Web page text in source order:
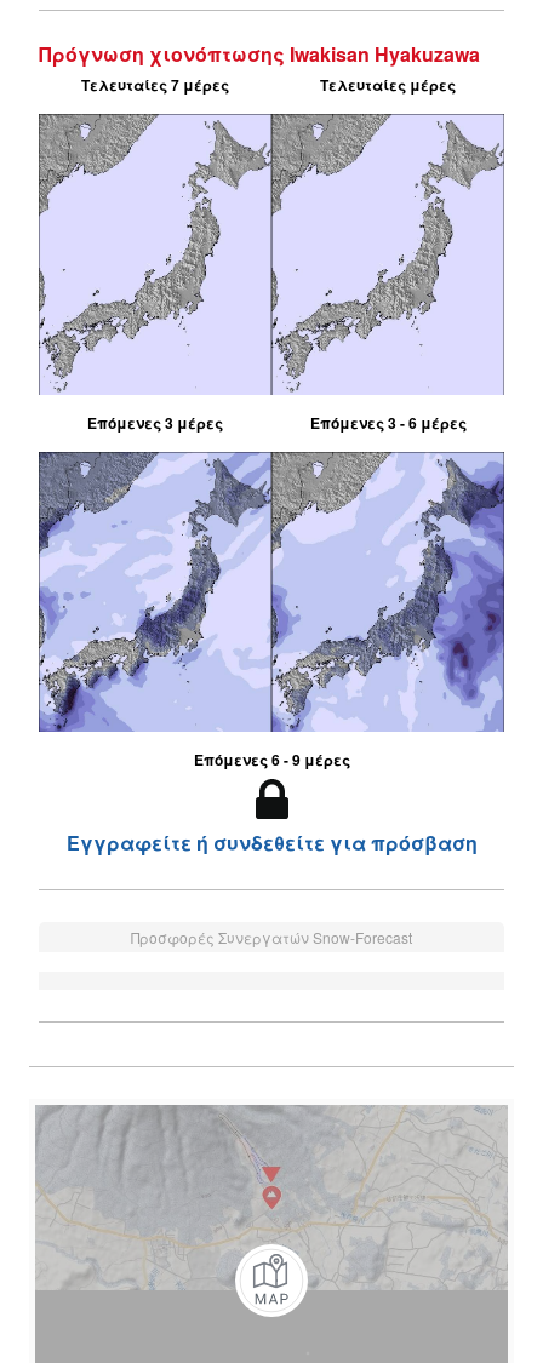
Πρόγνωση χιονόπτωσης Iwakisan Hyakuzawa
Τελευταίες 7 μέρες Τελευταίες μέρες
Επόμενες 3 μέρες Επόμενες 3 - 6 μέρες
Επόμενες 6 - 9 μέρες
Εγγραφείτε ή συνδεθείτε για πρόσβαση
Προσφορές Συνεργατών Snow-Forecast